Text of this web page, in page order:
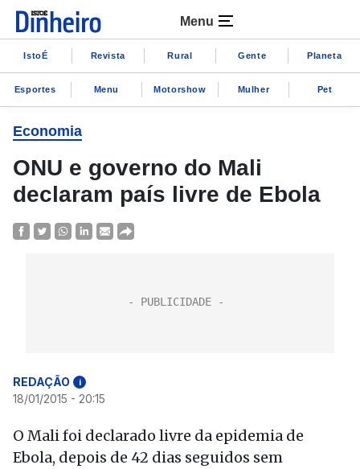
Menu
IstoÉ Revista Rural Gente Planeta
Esportes Menu Motorshow Mulher Pet
Economia
ONU e governo do Mali
declaram país livre de Ebola
REDAÇÃO i
18/01/2015 - 20:15
O Mali foi declarado livre da epidemia de
Ebola, depois de 42 dias seguidos sem